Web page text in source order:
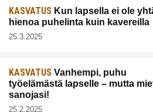
KASVATUS Kun lapsella ei ole
hienoa puhelinta kuin kavereilla
25.3.2025
KASVATUS Vanhempi, puhu
työelämästä lapselle – mutta
sanojasi!
25.2.2025